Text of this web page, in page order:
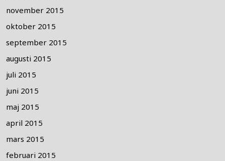
november 2015
oktober 2015
september 2015
augusti 2015
juli 2015
juni 2015
maj 2015
april 2015
mars 2015
februari 2015